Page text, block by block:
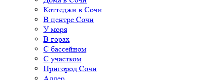
Коттеджи в Сочи
В центре Сочи
У моря
В горах
С бассейном
С участком
Пригород Сочи